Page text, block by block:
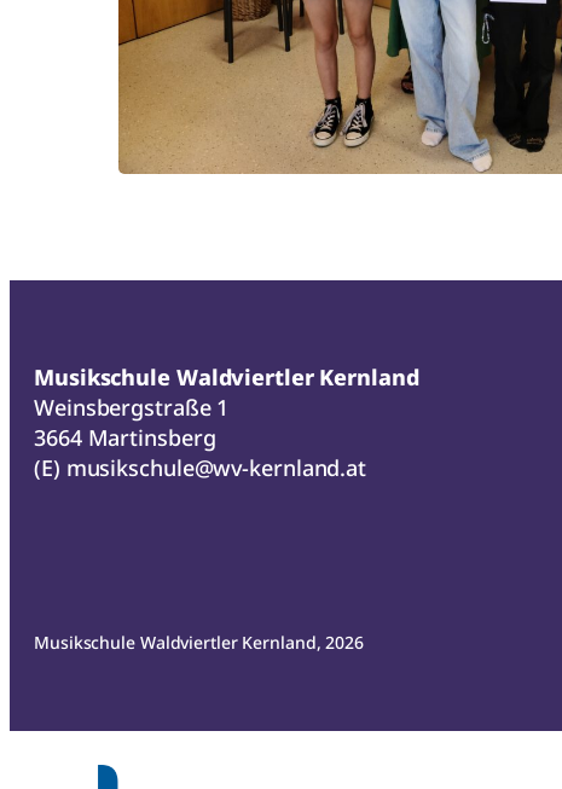
Musikschule Waldviertler Kernland
Weinsbergstraße 1
3664 Martinsberg
(E) musikschule@wv-kernland.at
Musikschule Waldviertler Kernland, 2026